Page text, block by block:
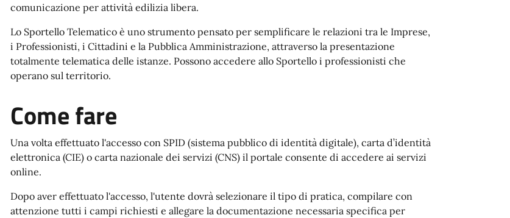
comunicazione per attività edilizia libera.
Lo Sportello Telematico è uno strumento pensato per semplificare le relazioni tra le Imprese,
i Professionisti, i Cittadini e la Pubblica Amministrazione, attraverso la presentazione
totalmente telematica delle istanze. Possono accedere allo Sportello i professionisti che
operano sul territorio.
Come fare
Una volta effettuato l'accesso con SPID (sistema pubblico di identità digitale), carta d’identità
elettronica (CIE) o carta nazionale dei servizi (CNS) il portale consente di accedere ai servizi
online.
Dopo aver effettuato l'accesso, l'utente dovrà selezionare il tipo di pratica, compilare con
attenzione tutti i campi richiesti e allegare la documentazione necessaria specifica per